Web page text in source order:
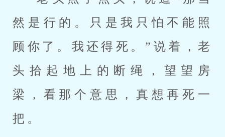
然是行的。只是我只怕不能照
顾你了。我还得死。”说着，老
头拾起地上的断绳，望望房
梁，看那个意思，真想再死一
把。